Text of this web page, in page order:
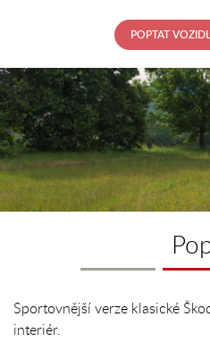
POPTAT
Sportovnější verze klasické
interiér.